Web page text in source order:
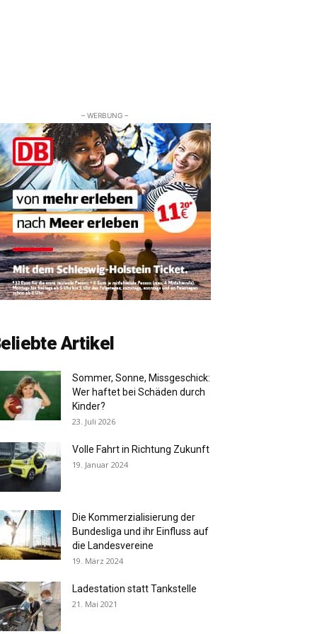
– WERBUNG –
Artikel
Sommer, Sonne, Missgeschick:
Wer haftet bei Schäden durch
Kinder?
23. Juli 2026
Volle Fahrt in Richtung Zukunft
19. Januar 2024
Die Kommerzialisierung der
Bundesliga und ihr Einfluss auf
die Landesvereine
19. März 2024
Ladestation statt Tankstelle
21. Mai 2021